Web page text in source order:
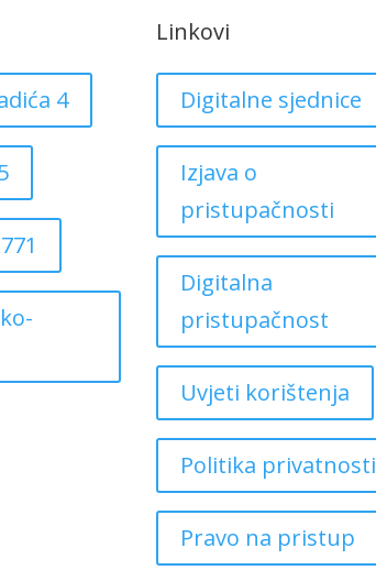
4
Linkovi
Digitalne sjednice
Izjava o
pristupačnosti
Digitalna
pristupačnost
Uvjeti korištenja
Politika privatnosti
Pravo na pristup